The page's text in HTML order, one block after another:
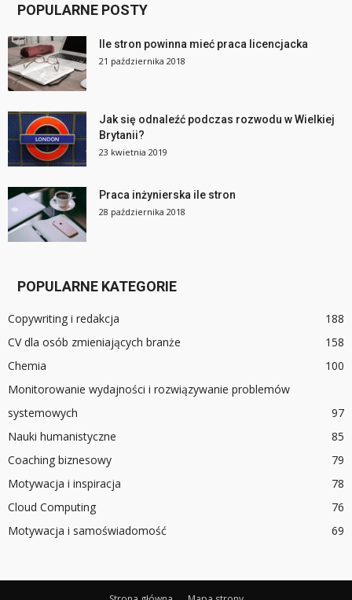
POPULARNE POSTY
Ile stron powinna mieć praca licencjacka
21 października 2018
Jak się odnaleźć podczas rozwodu w Wielkiej
Brytanii?
23 kwietnia 2019
Praca inżynierska ile stron
28 października 2018
POPULARNE KATEGORIE
Copywriting i redakcja
188
CV dla osób zmieniających branże
158
Chemia
100
Monitorowanie wydajności i rozwiązywanie problemów
systemowych
97
Nauki humanistyczne
85
Coaching biznesowy
79
Motywacja i inspiracja
78
Cloud Computing
76
Motywacja i samoświadomość
69